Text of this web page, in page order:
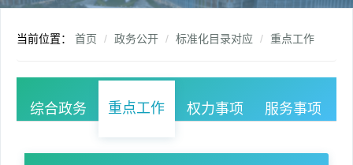
转
当前位置： 首页 政务公开 标准化目录对应 重点工作
综合政务 重点工作 权力事项 服务事项